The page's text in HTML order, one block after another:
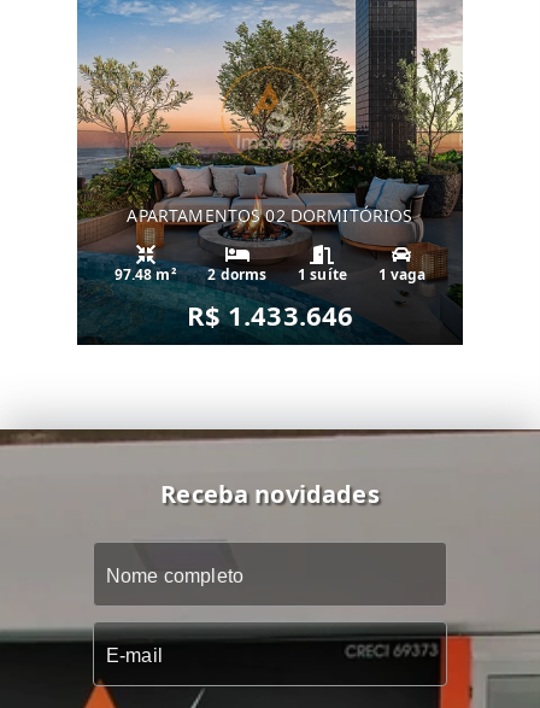
APARTAMENTOS 02 DORMITÓRIOS
97.48 m² 2 dorms 1 suíte 1 vaga
R$ 1.433.646
Receba novidades